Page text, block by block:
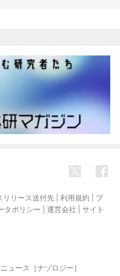
リリース送付先 利用規約
プ
タポリシー 運営会社
サイト
ュース［ナゾロジー］